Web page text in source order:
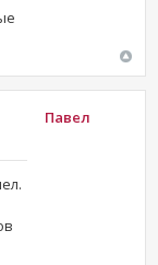
Павел